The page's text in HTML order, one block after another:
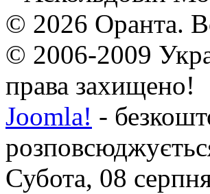
© 2026 Оранта.
© 2006-2009
права захищено!
Joomla! -
Субота, 08